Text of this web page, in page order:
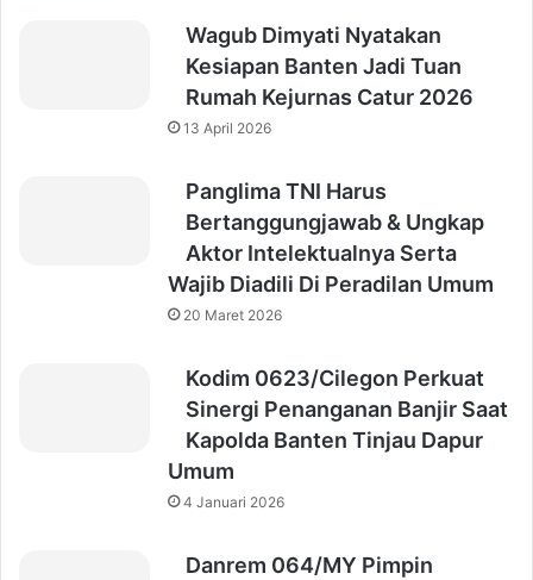
Wagub Dimyati Nyatakan
Kesiapan Banten Jadi Tuan
Rumah Kejurnas Catur 2026
13 April 2026
Panglima TNI Harus
Bertanggungjawab & Ungkap
Aktor Intelektualnya Serta
Wajib Diadili Di Peradilan Umum
20 Maret 2026
Kodim 0623/Cilegon Perkuat
Sinergi Penanganan Banjir Saat
Kapolda Banten Tinjau Dapur
Umum
4 Januari 2026
Danrem 064/MY Pimpin